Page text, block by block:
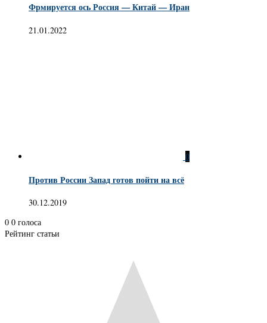
Фрмируется ось Россия — Китай — Иран
21.01.2022
0
Против России Запад готов пойти на всё
30.12.2019
0 0 голоса
Рейтинг статьи